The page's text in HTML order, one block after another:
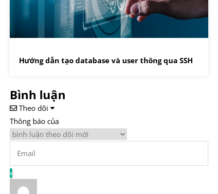
Hướng dẫn tạo database và user thông qua SSH
Bình luận
Theo dõi
Thông báo của